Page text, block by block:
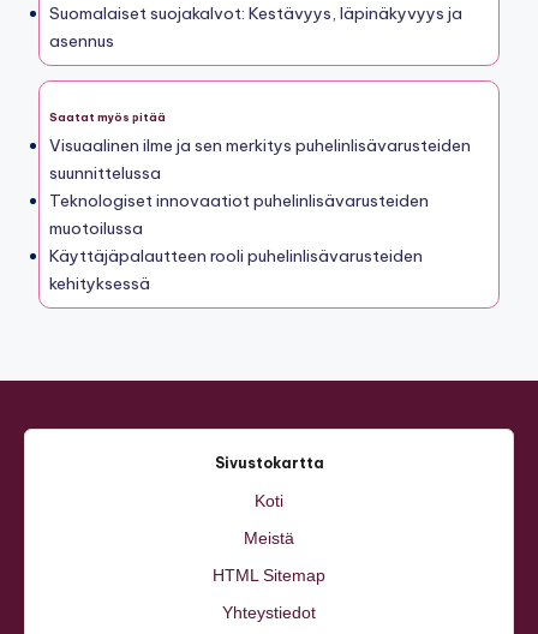
Löydä satunnainen julkaisu
Suomalaiset suojakalvot: Kestävyys, läpinäkyvyys ja
asennus
Saatat myös pitää
Visuaalinen ilme ja sen merkitys puhelinlisävarusteiden
suunnittelussa
Teknologiset innovaatiot puhelinlisävarusteiden
muotoilussa
Käyttäjäpalautteen rooli puhelinlisävarusteiden
kehityksessä
Sivustokartta
Koti
Meistä
HTML Sitemap